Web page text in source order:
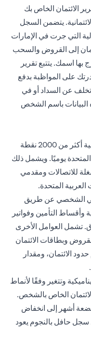
الائتمان الخاص بك
يتضمن السجل
التي جرت في الإمارات
إلى القروض والسحب
اسمك. يتتبع تقرير
على المواظبة بدفع
تخلف عن السداد أو في
البيانات باسم الشخص
يراقب مكتب الاتحاد للمعلومات الائتمانية أكثر من 2000 نقطة
المتحدة يوميًا. ويشمل ذلك
للاتصالات ومقدمي
المتحدة.
الشخصي عن طريق
وأقساط التأمين وفواتير
تشمل العوامل الأخرى
وبطاقات الائتمان
الائتمان، ومقدار
وتتغير وفقًا لأنماط
الخاص بالشخص.
أشهر إلى انخفاض
حافل بالنجوم يعود